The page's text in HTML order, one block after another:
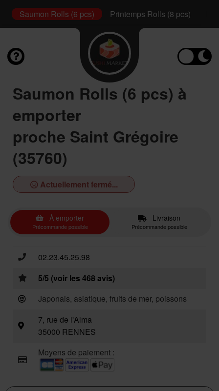
Saumon Rolls (6 pcs) Printemps Rolls (8 pcs)
Saumon Rolls (6 pcs) à
emporter
proche Saint Grégoire
(35760)
Actuellement fermé...
À emporter
Précommande possible
Livraison
Précommande possible
02.23.45.25.98
5/5 (voir les 468 avis)
Japonais, asiatique, fruits de mer, poissons
7, rue de l'Alma
35000 RENNES
Moyens de paiement :